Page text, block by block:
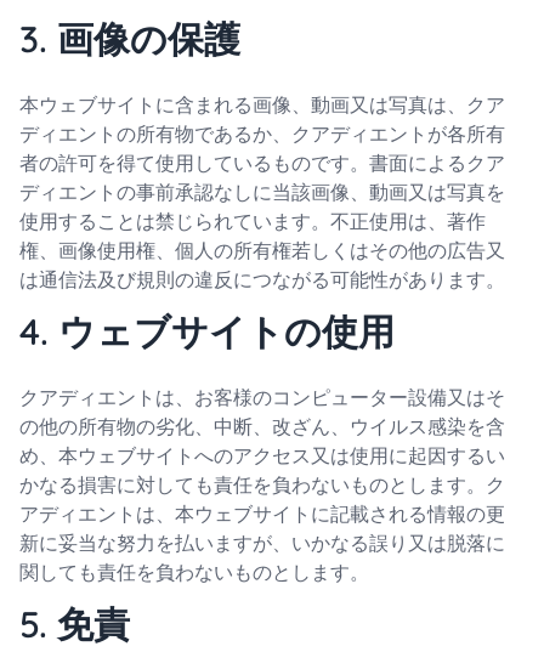
3. 画像の保護
本ウェブサイトに含まれる画像、動画又は写真は、クア
ディエントの所有物であるか、クアディエントが各所有
者の許可を得て使用しているものです。書面によるクア
ディエントの事前承認なしに当該画像、動画又は写真を
使用することは禁じられています。不正使用は、著作
権、画像使用権、個人の所有権若しくはその他の広告又
は通信法及び規則の違反につながる可能性があります。
4. ウェブサイトの使用
クアディエントは、お客様のコンピューター設備又はそ
の他の所有物の劣化、中断、改ざん、ウイルス感染を含
め、本ウェブサイトへのアクセス又は使用に起因するい
かなる損害に対しても責任を負わないものとします。ク
アディエントは、本ウェブサイトに記載される情報の更
新に妥当な努力を払いますが、いかなる誤り又は脱落に
関しても責任を負わないものとします。
5. 免責